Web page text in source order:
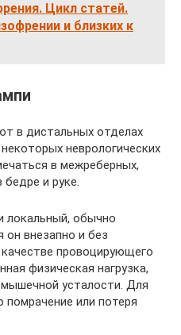
Цикл статей.
и близких к
в дистальных отделах
неврологических
в межреберных,
и руке.
локальный, обычно
он внезапно и без
провоцирующего
физическая нагрузка,
усталости. Для
помрачение или потеря